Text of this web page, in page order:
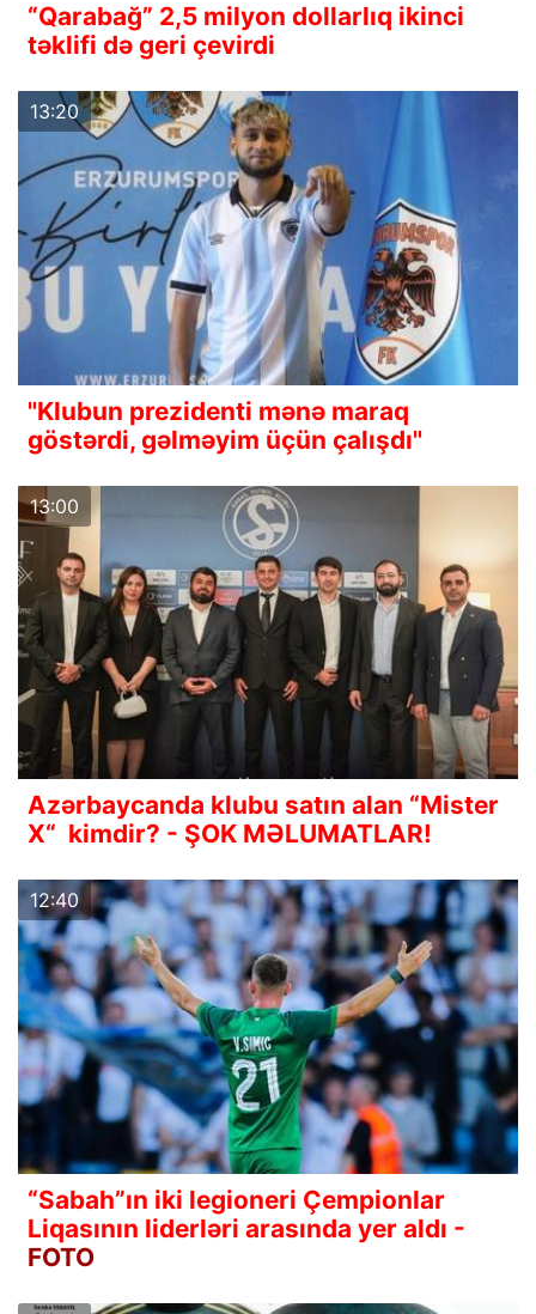
“Qarabağ” 2,5 milyon dollarlıq ikinci
təklifi də geri çevirdi
13:20
"Klubun prezidenti mənə maraq
göstərdi, gəlməyim üçün çalışdı"
13:00
Azərbaycanda klubu satın alan “Mister
X“ kimdir? - ŞOK MƏLUMATLAR!
12:40
“Sabah”ın iki legioneri Çempionlar
Liqasının liderləri arasında yer aldı -
FOTO